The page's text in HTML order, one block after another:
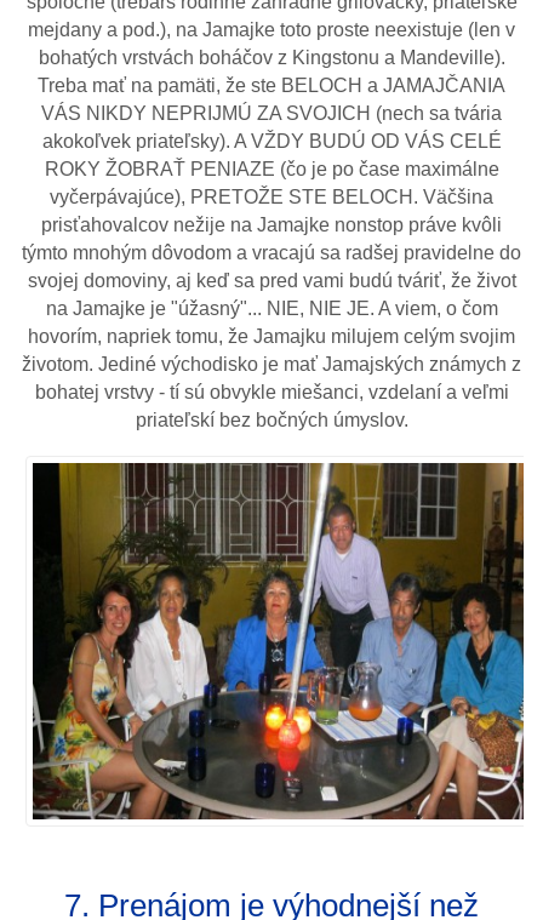
mejdany a pod.), na Jamajke toto proste neexistuje (len v
bohatých vrstvách boháčov z Kingstonu a Mandeville).
Treba mať na pamäti, že ste BELOCH a JAMAJČANIA
VÁS NIKDY NEPRIJMÚ ZA SVOJICH (nech sa tvária
akokoľvek priateľsky). A VŽDY BUDÚ OD VÁS CELÉ
ROKY ŽOBRAŤ PENIAZE (čo je po čase maximálne
vyčerpávajúce), PRETOŽE STE BELOCH. Väčšina
prisťahovalcov nežije na Jamajke nonstop práve kvôli
týmto mnohým dôvodom a vracajú sa radšej pravidelne do
svojej domoviny, aj keď sa pred vami budú tváriť, že život
na Jamajke je "úžasný"... NIE, NIE JE. A viem, o čom
hovorím, napriek tomu, že Jamajku milujem celým svojim
životom. Jediné východisko je mať Jamajských známych z
bohatej vrstvy - tí sú obvykle miešanci, vzdelaní a veľmi
priateľskí bez bočných úmyslov.
7. Prenájom je výhodnejší než